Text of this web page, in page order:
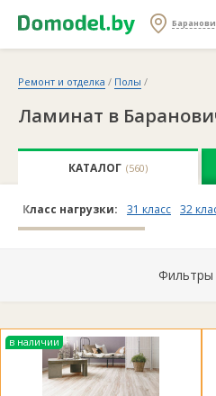
Ремонт и отделка / Полы /
Ламинат в
КАТАЛОГ (560)
Класс нагрузки: 31 класс 32
Фильтры
в наличии